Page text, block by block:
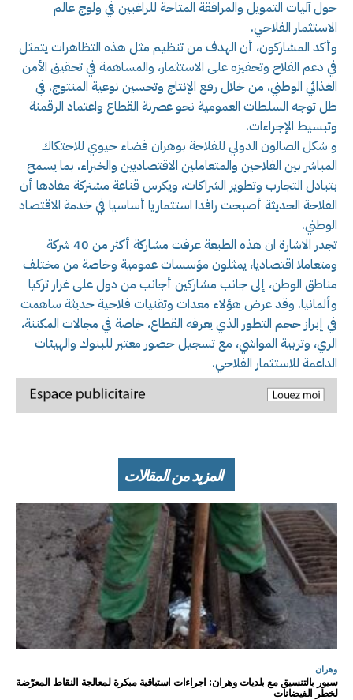
حول آليات التمويل والمرافقة المتاحة للراغبين في ولوج عالم
الاستثمار الفلاحي.
وأكد المشاركون، أن الهدف من تنظيم مثل هذه التظاهرات يتمثل
في دعم الفلاح وتحفيزه على الاستثمار، والمساهمة في تحقيق الأمن
الغذائي الوطني، من خلال رفع الإنتاج وتحسين نوعية المنتوج، في
ظل توجه السلطات العمومية نحو عصرنة القطاع واعتماد الرقمنة
وتبسيط الإجراءات.
و شكل الصالون الدولي للفلاحة بوهران فضاء حيوي للاحتكاك
المباشر بين الفلاحين والمتعاملين الاقتصاديين والخبراء، بما يسمح
بتبادل التجارب وتطوير الشراكات، ويكرس قناعة مشتركة مفادها أن
الفلاحة الحديثة أصبحت رافدا استثماريا أساسيا في خدمة الاقتصاد
الوطني.
تجدر الاشارة ان هذه الطبعة عرفت مشاركة أكثر من 40 شركة
ومتعاملا اقتصاديا، يمثلون مؤسسات عمومية وخاصة من مختلف
مناطق الوطن، إلى جانب مشاركين أجانب من دول على غرار تركيا
وألمانيا. وقد عرض هؤلاء معدات وتقنيات فلاحية حديثة ساهمت
في إبراز حجم التطور الذي يعرفه القطاع، خاصة في مجالات المكننة،
الري، وتربية المواشي، مع تسجيل حضور معتبر للبنوك والهيئات
الداعمة للاستثمار الفلاحي.
المزيد من المقالات
وهران
سيور بالتنسيق مع بلديات وهران: اجراءات استباقية مبكرة لمعالجة النقاط المعرّضة
لخطر الفيضانات